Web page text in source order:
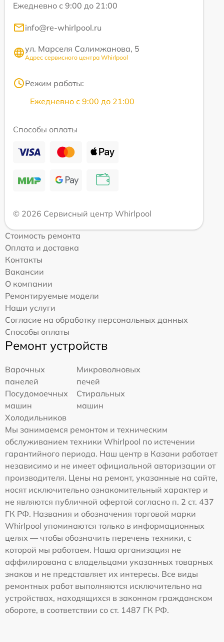
Ежедневно с 9:00 до 21:00
info@re-whirlpool.ru
ул. Марселя Салимжанова, 5
Адрес сервисного центра Whirlpool
Режим работы:
Ежедневно с 9:00 до 21:00
Способы оплаты
© 2026 Сервисный центр Whirlpool
Стоимость ремонта
Оплата и доставка
Контакты
Вакансии
О компании
Ремонтируемые модели
Наши услуги
Согласие на обработку персональных данных
Способы оплаты
Ремонт устройств
Варочных
панелей
Микроволновых
печей
Посудомоечных
машин
Стиральных
машин
Холодильников
Мы занимаемся ремонтом и техническим
обслуживанием техники Whirlpool по истечении
гарантийного периода. Наш центр в Казани работает
независимо и не имеет официальной авторизации от
производителя. Цены на ремонт, указанные на сайте,
носят исключительно ознакомительный характер и
не являются публичной офертой согласно п. 2 ст. 437
ГК РФ. Названия и обозначения торговой марки
Whirlpool упоминаются только в информационных
целях — чтобы обозначить перечень техники, с
которой мы работаем. Наша организация не
аффилирована с владельцами указанных товарных
знаков и не представляет их интересы. Все виды
ремонтных работ выполняются исключительно на
устройствах, находящихся в законном гражданском
обороте, в соответствии со ст. 1487 ГК РФ.